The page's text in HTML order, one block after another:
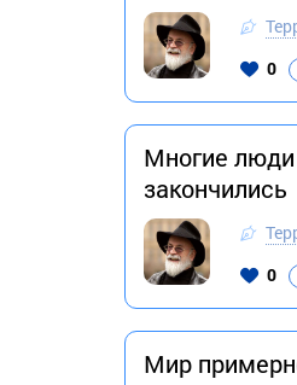
0
Многие
закончились
0
Мир